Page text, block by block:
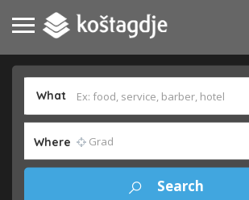
What
Where